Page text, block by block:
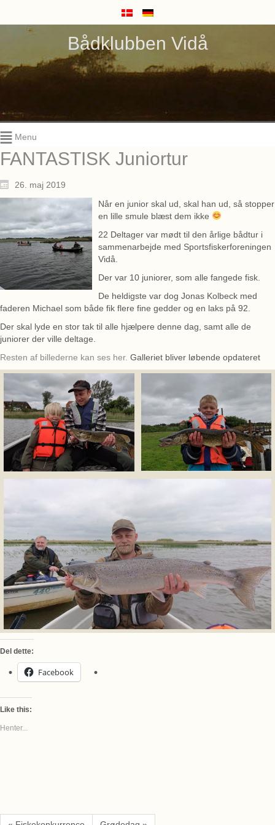
Bådklubben Vidå
Menu
FANTASTISK Juniortur
26. maj 2019
Når en junior skal ud, skal han ud, så stopper
en lille smule blæst dem ikke
22 Deltager var mødt til den årlige bådtur i
sammenarbejde med Sportsfiskerforeningen
Vidå.
Der var 10 juniorer, som alle fangede fisk.
De heldigste var dog Jonas Kolbeck med
faderen Michael som både fik flere fine gedder og en laks på 92.
Der skal lyde en stor tak til alle hjælpere denne dag, samt alle de
juniorer der ville deltage.
Resten af billederne kan ses her. Galleriet bliver løbende opdateret
Del dette:
Facebook
Like this:
Henter...